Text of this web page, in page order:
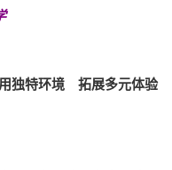
独特环境 拓展多元体验